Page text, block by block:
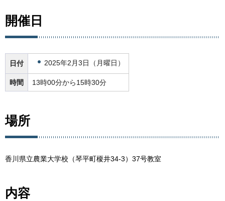
開催日
日付 2025年2月3日（月曜日）
時間 13時00分から15時30分
場所
香川県立農業大学校（琴平町榎井34-3）37号教室
内容